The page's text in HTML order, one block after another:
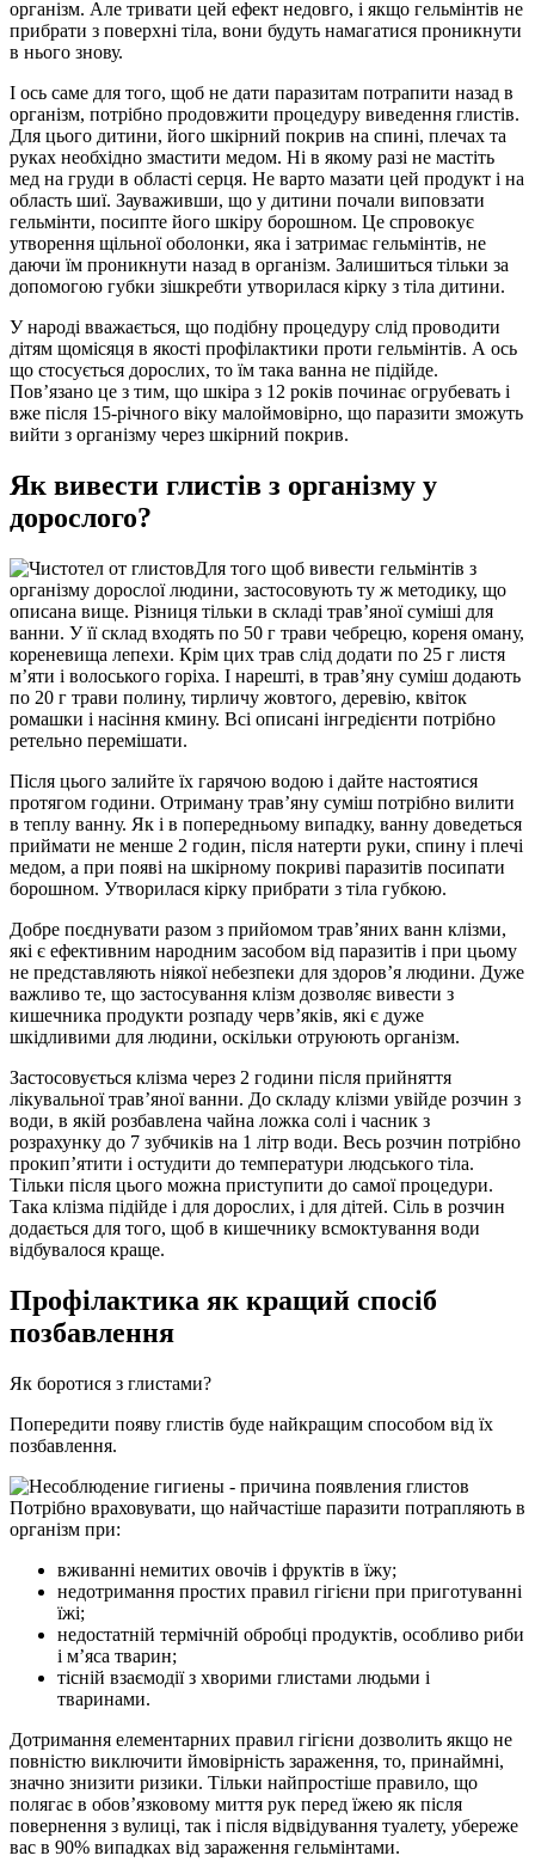
організм. Але тривати цей ефект недовго, і якщо гельмінтів не
прибрати з поверхні тіла, вони будуть намагатися проникнути
в нього знову.
І ось саме для того, щоб не дати паразитам потрапити назад в
організм, потрібно продовжити процедуру виведення глистів.
Для цього дитини, його шкірний покрив на спині, плечах та
руках необхідно змастити медом. Ні в якому разі не мастіть
мед на груди в області серця. Не варто мазати цей продукт і на
область шиї. Зауваживши, що у дитини почали виповзати
гельмінти, посипте його шкіру борошном. Це спровокує
утворення щільної оболонки, яка і затримає гельмінтів, не
даючи їм проникнути назад в організм. Залишиться тільки за
допомогою губки зішкребти утворилася кірку з тіла дитини.
У народі вважається, що подібну процедуру слід проводити
дітям щомісяця в якості профілактики проти гельмінтів. А ось
що стосується дорослих, то їм така ванна не підійде.
Пов’язано це з тим, що шкіра з 12 років починає огрубевать і
вже після 15-річного віку малоймовірно, що паразити зможуть
вийти з організму через шкірний покрив.
Як вивести глистів з організму у
дорослого?
Для того щоб вивести гельмінтів з
організму дорослої людини, застосовують ту ж методику, що
описана вище. Різниця тільки в складі трав’яної суміші для
ванни. У її склад входять по 50 г трави чебрецю, кореня оману,
кореневища лепехи. Крім цих трав слід додати по 25 г листя
м’яти і волоського горіха. І нарешті, в трав’яну суміш додають
по 20 г трави полину, тирличу жовтого, деревію, квіток
ромашки і насіння кмину. Всі описані інгредієнти потрібно
ретельно перемішати.
Після цього залийте їх гарячою водою і дайте настоятися
протягом години. Отриману трав’яну суміш потрібно вилити
в теплу ванну. Як і в попередньому випадку, ванну доведеться
приймати не менше 2 годин, після натерти руки, спину і плечі
медом, а при появі на шкірному покриві паразитів посипати
борошном. Утворилася кірку прибрати з тіла губкою.
Добре поєднувати разом з прийомом трав’яних ванн клізми,
які є ефективним народним засобом від паразитів і при цьому
не представляють ніякої небезпеки для здоров’я людини. Дуже
важливо те, що застосування клізм дозволяє вивести з
кишечника продукти розпаду черв’яків, які є дуже
шкідливими для людини, оскільки отруюють організм.
Застосовується клізма через 2 години після прийняття
лікувальної трав’яної ванни. До складу клізми увійде розчин з
води, в якій розбавлена чайна ложка солі і часник з
розрахунку до 7 зубчиків на 1 літр води. Весь розчин потрібно
прокип’ятити і остудити до температури людського тіла.
Тільки після цього можна приступити до самої процедури.
Така клізма підійде і для дорослих, і для дітей. Сіль в розчин
додається для того, щоб в кишечнику всмоктування води
відбувалося краще.
Профілактика як кращий спосіб
позбавлення
Як боротися з глистами?
Попередити появу глистів буде найкращим способом від їх
позбавлення.
Потрібно враховувати, що найчастіше паразити потрапляють в
організм при:
вживанні немитих овочів і фруктів в їжу;
недотримання простих правил гігієни при приготуванні
їжі;
недостатній термічній обробці продуктів, особливо риби
і м’яса тварин;
тісній взаємодії з хворими глистами людьми і
тваринами.
Дотримання елементарних правил гігієни дозволить якщо не
повністю виключити ймовірність зараження, то, принаймні,
значно знизити ризики. Тільки найпростіше правило, що
полягає в обов’язковому миття рук перед їжею як після
повернення з вулиці, так і після відвідування туалету, убереже
вас в 90% випадках від зараження гельмінтами.